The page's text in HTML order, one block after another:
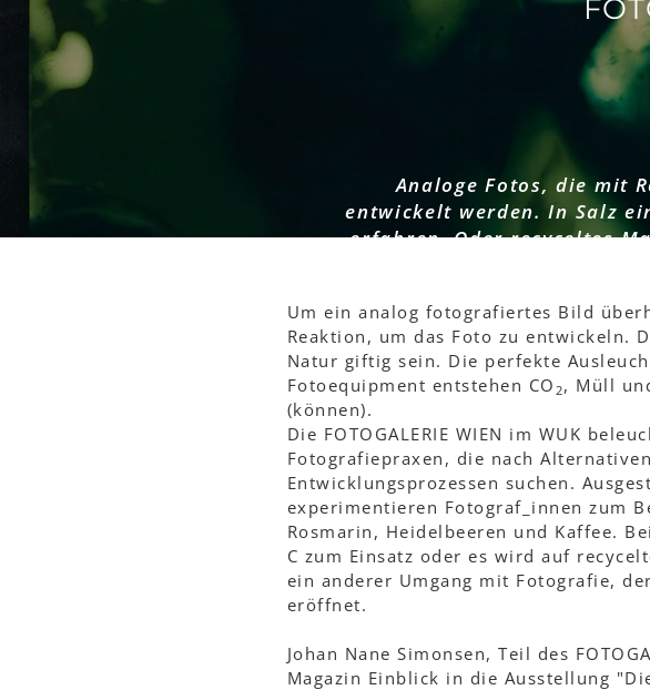
zu
machen
Analoge Fotos, die mit
entwickelt werden. In Salz
erfahren. Oder recyceltes
Um ein analog fotografiertes Bild
Reaktion, um das Foto zu entwickeln.
Natur giftig sein. Die perfekte
Fotoequipment entstehen CO 2, Müll
(können).
Die FOTOGALERIE WIEN im WUK
Fotografiepraxen, die nach
Entwicklungsprozessen suchen.
experimentieren Fotograf_innen zum
Rosmarin, Heidelbeeren und Kaffee.
C zum Einsatz oder es wird auf
ein anderer Umgang mit Fotografie,
eröffnet.
Johan Nane Simonsen, Teil des
Magazin Einblick in die Ausstellung